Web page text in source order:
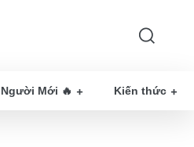
Người Mới 🔥 Kiến thức